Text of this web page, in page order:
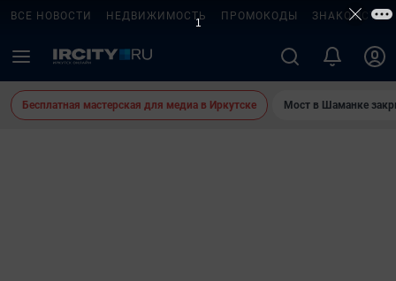
ВСЕ НОВОСТИ НЕДВИЖИМОСТЬ ПРОМОКОДЫ ЗНАКОМСТВА
Бесплатная мастерская для медиа в Иркутске Мост в Шаманке